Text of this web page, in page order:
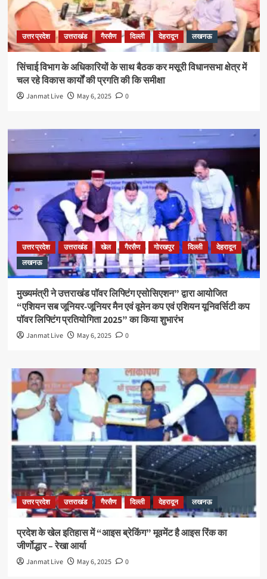
उत्तर प्रदेश उत्तराखंड गैरसैण दिल्ली देहरादून लखनऊ
सिंचाई विभाग के अधिकारियों के साथ बैठक कर मसूरी विधानसभा क्षेत्र में
चल रहे विकास कार्यों की प्रगति की कि समीक्षा
Janmat Live May 6, 2025 0
उत्तर प्रदेश उत्तराखंड खेल गैरसैण गोरखपुर दिल्ली
देहरादून
लखनऊ
मुख्यमंत्री ने उत्तराखंड पॉवर लिफ्टिंग एसोसिएशन” द्वारा आयोजित
“एशियन सब जूनियर-जूनियर मैन एवं वूमेन कप एवं एशियन यूनिवर्सिटी कप
पॉवर लिफ्टिंग प्रतियोगिता 2025” का किया शुभारंभ
Janmat Live May 6, 2025 0
उत्तर प्रदेश उत्तराखंड गैरसैण दिल्ली देहरादून लखनऊ
प्रदेश के खेल इतिहास में “आइस ब्रेकिंग” मूवमेंट है आइस रिंक का
जीर्णोद्धार – रेखा आर्या
Janmat Live May 6, 2025 0